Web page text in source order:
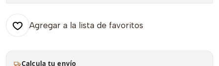
Agregar a la lista de favoritos
Calcula tu envío